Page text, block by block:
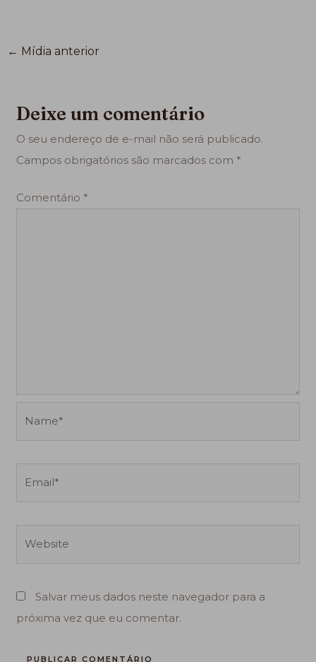
← Mídia anterior
Deixe um comentário
O seu endereço de e-mail não será publicado.
Campos obrigatórios são marcados com *
Comentário *
Salvar meus dados neste navegador para a
próxima vez que eu comentar.